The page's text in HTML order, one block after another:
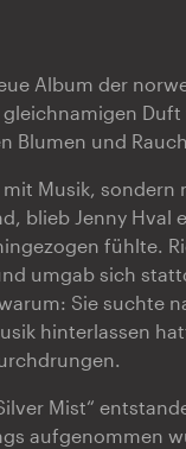
Album der
Blumen und
Musik,
blieb Jenny Hval
fühlte.
umgab sich
Sie suchte
hinterlassen
Mist“
aufgenommen